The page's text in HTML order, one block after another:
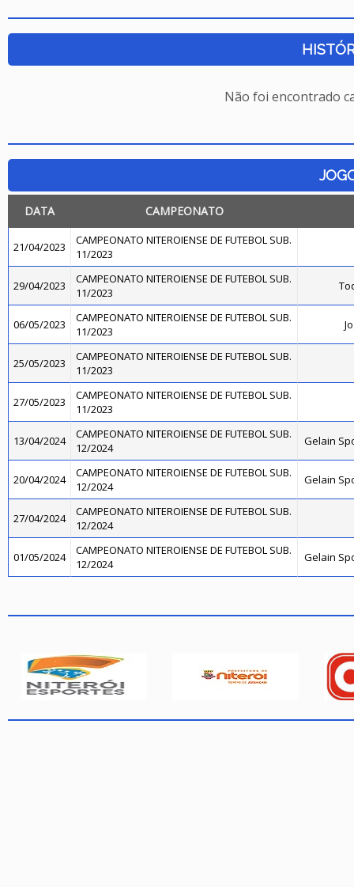
Não foi encontrado
DATA CAMPEONATO
21/04/2023
CAMPEONATO NITEROIENSE DE FUTEBOL SUB.
11/2023
29/04/2023
CAMPEONATO NITEROIENSE DE FUTEBOL SUB.
11/2023
06/05/2023
CAMPEONATO NITEROIENSE DE FUTEBOL SUB.
11/2023
25/05/2023
CAMPEONATO NITEROIENSE DE FUTEBOL SUB.
11/2023
27/05/2023
CAMPEONATO NITEROIENSE DE FUTEBOL SUB.
11/2023
13/04/2024
CAMPEONATO NITEROIENSE DE FUTEBOL SUB.
12/2024
Gelain
20/04/2024
CAMPEONATO NITEROIENSE DE FUTEBOL SUB.
12/2024
Gelain
27/04/2024
CAMPEONATO NITEROIENSE DE FUTEBOL SUB.
12/2024
01/05/2024
CAMPEONATO NITEROIENSE DE FUTEBOL SUB.
12/2024
Gelain